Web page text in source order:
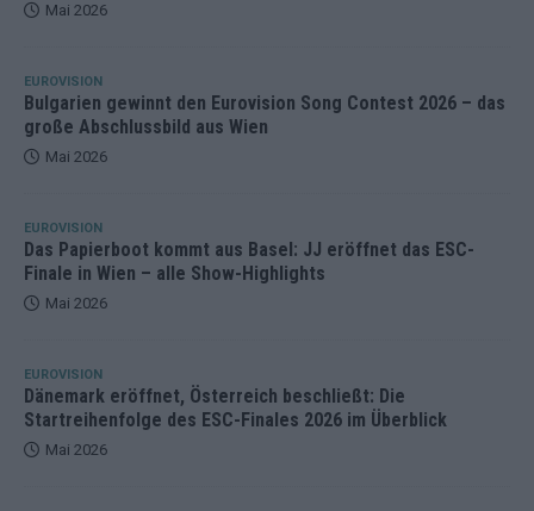
Mai 2026
EUROVISION
Bulgarien gewinnt den Eurovision Song Contest 2026 – das
große Abschlussbild aus Wien
Mai 2026
EUROVISION
Das Papierboot kommt aus Basel: JJ eröffnet das ESC-
Finale in Wien – alle Show-Highlights
Mai 2026
EUROVISION
Dänemark eröffnet, Österreich beschließt: Die
Startreihenfolge des ESC-Finales 2026 im Überblick
Mai 2026